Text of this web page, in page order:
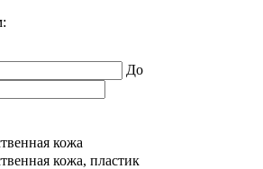
До
кожа
кожа, пластик